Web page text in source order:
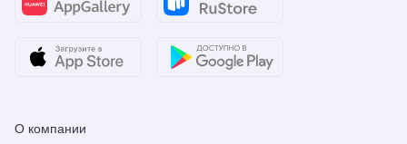
О компании